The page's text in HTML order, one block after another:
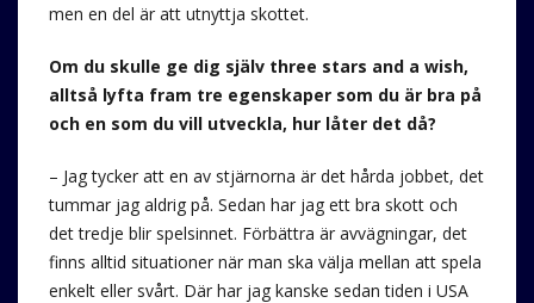
men en del är att utnyttja skottet.
Om du skulle ge dig själv three stars and a wish,
alltså lyfta fram tre egenskaper som du är bra på
och en som du vill utveckla, hur låter det då?
– Jag tycker att en av stjärnorna är det hårda jobbet, det
tummar jag aldrig på. Sedan har jag ett bra skott och
det tredje blir spelsinnet. Förbättra är avvägningar, det
finns alltid situationer när man ska välja mellan att spela
enkelt eller svårt. Där har jag kanske sedan tiden i USA